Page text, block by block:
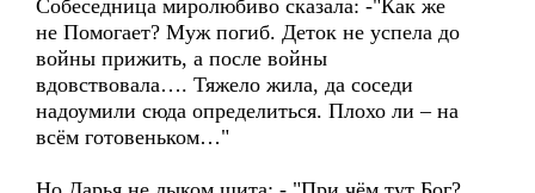
Собеседница миролюбиво сказала: -"Как же
не Помогает? Муж погиб. Деток не успела до
войны прижить, а после войны
вдовствовала…. Тяжело жила, да соседи
надоумили сюда определиться. Плохо ли – на
всём готовеньком…"